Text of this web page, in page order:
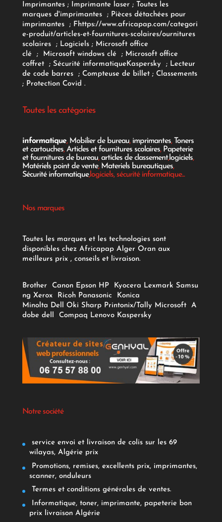
Imprimantes;Imprimante laser; Toutes les
marques d'imprimantes
; Pièces détachées pour
imprimantes
; F https://www.africapap.com/categori
e-produit/articles-et-fournitures-scolaires/ournitures
scolaires; Logiciels ; Microsoft office
clé
; Microsoft windows clé; Microsoft office
coffret ; Sécurité informatiqueKaspersky ; Lecteur
de code barres
; Compteuse de billet; Classements
; Protection Covid .
Toutes les catégories
informatique, Mobilier de bureau, imprimantes, Toners
et cartouches,Articles et fournitures scolaires, Papeterie
et fournitures de bureau,articles de classement,logiciels,
Matériels point de vente, Materiels bureautiques,
Sécurité informatique,logiciels, sécurité informatique...
Nos marques
Toutes les marques et les technologies sont
disponibles chez Africapap Alger Oran aux
meilleurs prix , conseils et livraison.
Brother Canon Epson HP Kyocera Lexmark Samsu
ng Xerox Ricoh Panasonic
Konica
Minolta Dell Oki Sharp Printonix/Tally Microsoft
A
dobe dell Compaq Lenovo Kaspersky
Notre société
service envoi et livraison de colis sur les 69
wilayas, Algérie prix
Promotions, remises, excellents prix, imprimantes,
scanner, onduleurs
Termes et conditions générales de ventes.
Informatique, toner, imprimante, papeterie bon
prix livraison Algérie